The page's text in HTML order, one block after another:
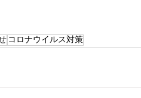
コロナウイルス対策